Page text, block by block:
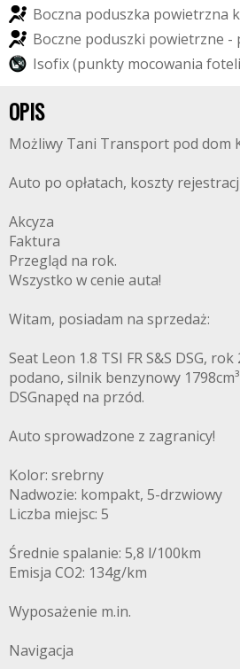
Boczna poduszka powietrzna k
Boczne poduszki powietrzne -
Isofix(punkty mocowania foteli
OPIS
Możliwy Tani Transport pod dom
Auto po opłatach, koszty
Akcyza
Faktura
Przegląd na rok.
Wszystko w cenie auta!
Witam, posiadam na sprzedaż:
Seat Leon 1.8 TSI FR S&S DSG,
podano, silnik benzynowy
DSGnapęd na przód.
Auto sprowadzone z zagranicy!
Kolor: srebrny
Nadwozie: kompakt, 5-drzwiowy
Liczba miejsc: 5
Średnie spalanie: 5,8 l/100km
Emisja CO2: 134g/km
Wyposażenie m.in.
Navigacja